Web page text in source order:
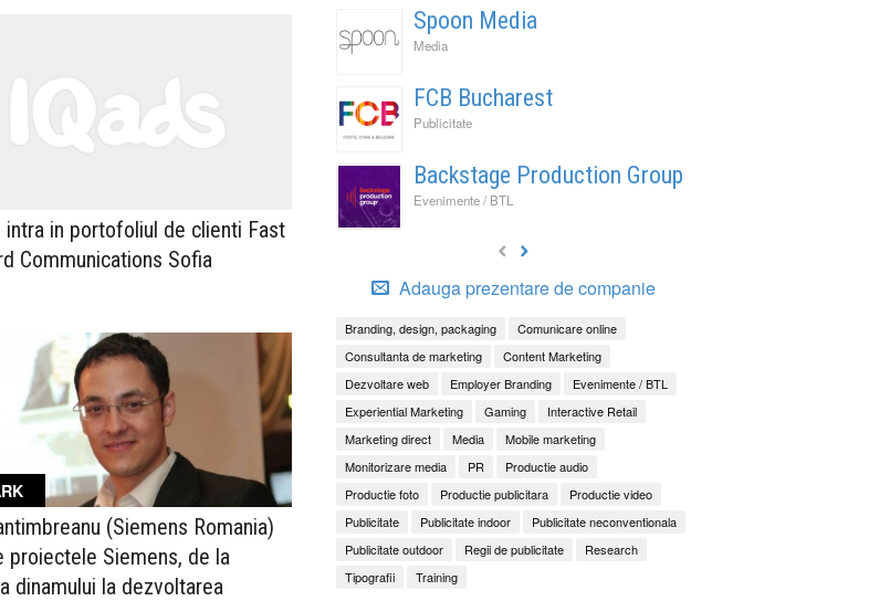
intra in portofoliul de clienti Fast
Communications Sofia
(Siemens Romania)
proiectele Siemens, de la
dinamului la dezvoltarea
Spoon Media
Media
FCB Bucharest
Publicitate
Backstage Production Group
Evenimente / BTL
Adauga prezentare de companie
Branding, design, packaging
Comunicare online
Consultanta de marketing
Content Marketing
Dezvoltare web
Employer Branding
Evenimente / BTL
Experiential Marketing
Gaming
Interactive Retail
Marketing direct
Media
Mobile marketing
Monitorizare media
PR
Productie audio
Productie foto
Productie publicitara
Productie video
Publicitate
Publicitate indoor
Publicitate neconventionala
Publicitate outdoor
Regii de publicitate
Research
Tipografii
Training